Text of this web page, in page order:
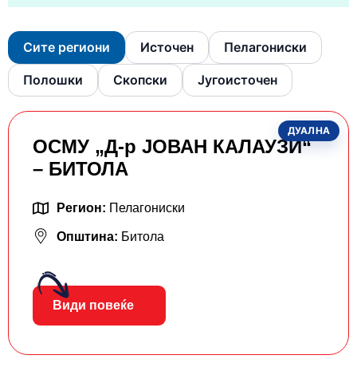
Сите региони Источен Пелагониски
Полошки Скопски Југоисточен
ДУАЛНА
ОСМУ „Д-р ЈОВАН КАЛАУЗИ“
– БИТОЛА
Регион: Пелагониски
Општина: Битола
Види повеќе